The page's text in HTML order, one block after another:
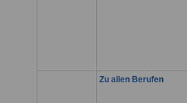
Zu allen Berufen